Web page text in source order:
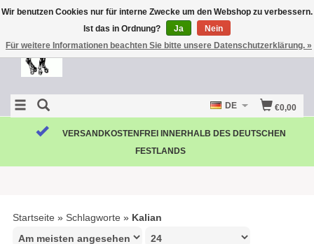
€0,00
DE
VERSANDKOSTENFREI INNERHALB DES DEUTSCHEN
FESTLANDS
Startseite » Schlagworte » Kalian
Wir benutzen Cookies nur für interne Zwecke um den Webshop zu verbessern.
Ist das in Ordnung?
Ja
Nein
Für weitere Informationen beachten Sie bitte unsere Datenschutzerklärung. »